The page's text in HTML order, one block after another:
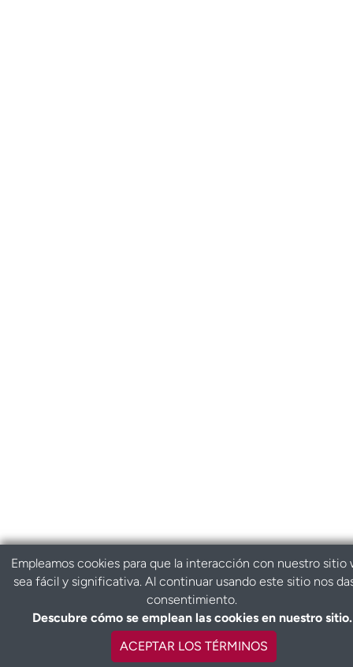
Empleamos cookies para que la interacción con nuestro sitio
sea fácil y significativa. Al continuar usando este sitio nos
consentimiento.
Descubre cómo se emplean las cookies en nuestro sitio.
ACEPTAR LOS TÉRMINOS